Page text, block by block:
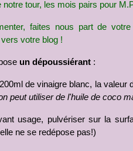
notre tour, les mois pairs pour
faites nous part de
votre blog !
un dépoussiérant :
de vinaigre blanc, la
peut utiliser de l'huile de coco
usage, pulvériser sur la
ne se redépose pas!)